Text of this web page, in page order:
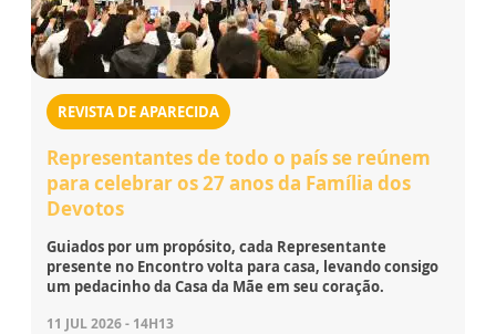
REVISTA DE APARECIDA
Representantes de todo o país se reúnem
para celebrar os 27 anos da Família dos
Devotos
Guiados por um propósito, cada Representante
presente no Encontro volta para casa, levando consigo
um pedacinho da Casa da Mãe em seu coração.
11 JUL 2026 - 14H13